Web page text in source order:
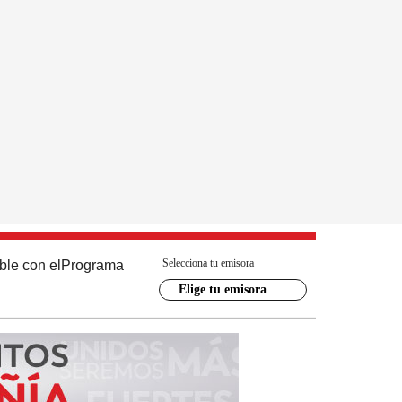
con el Programa Selecciona tu emisora
Elige tu emisora